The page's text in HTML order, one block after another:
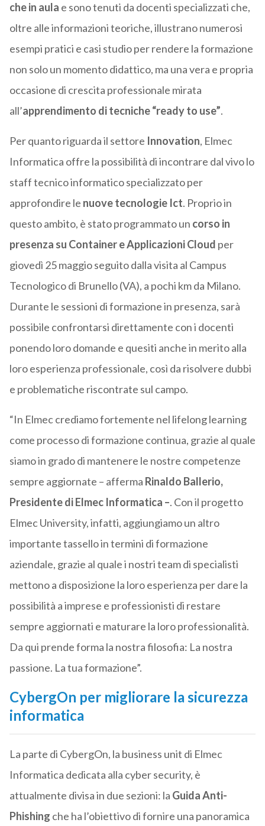
che in aula e sono tenuti da docenti specializzati che,
oltre alle informazioni teoriche, illustrano numerosi
esempi pratici e casi studio per rendere la formazione
non solo un momento didattico, ma una vera e propria
occasione di crescita professionale mirata
all’apprendimento di tecniche “ready to use”.
Per quanto riguarda il settore Innovation, Elmec
Informatica offre la possibilità di incontrare dal vivo lo
staff tecnico informatico specializzato per
approfondire le nuove tecnologie Ict. Proprio in
questo ambito, è stato programmato un corso in
presenza su Container e Applicazioni Cloud per
giovedì 25 maggio seguito dalla visita al Campus
Tecnologico di Brunello (VA), a pochi km da Milano.
Durante le sessioni di formazione in presenza, sarà
possibile confrontarsi direttamente con i docenti
ponendo loro domande e quesiti anche in merito alla
loro esperienza professionale, così da risolvere dubbi
e problematiche riscontrate sul campo.
“In Elmec crediamo fortemente nel lifelong learning
come processo di formazione continua, grazie al quale
siamo in grado di mantenere le nostre competenze
sempre aggiornate – afferma Rinaldo Ballerio,
Presidente di Elmec Informatica –. Con il progetto
Elmec University, infatti, aggiungiamo un altro
importante tassello in termini di formazione
aziendale, grazie al quale i nostri team di specialisti
mettono a disposizione la loro esperienza per dare la
possibilità a imprese e professionisti di restare
sempre aggiornati e maturare la loro professionalità.
Da qui prende forma la nostra filosofia: La nostra
passione. La tua formazione”.
CybergOn per migliorare la sicurezza
informatica
La parte di CybergOn, la business unit di Elmec
Informatica dedicata alla cyber security, è
attualmente divisa in due sezioni: la Guida Anti-
Phishing che ha l’obiettivo di fornire una panoramica